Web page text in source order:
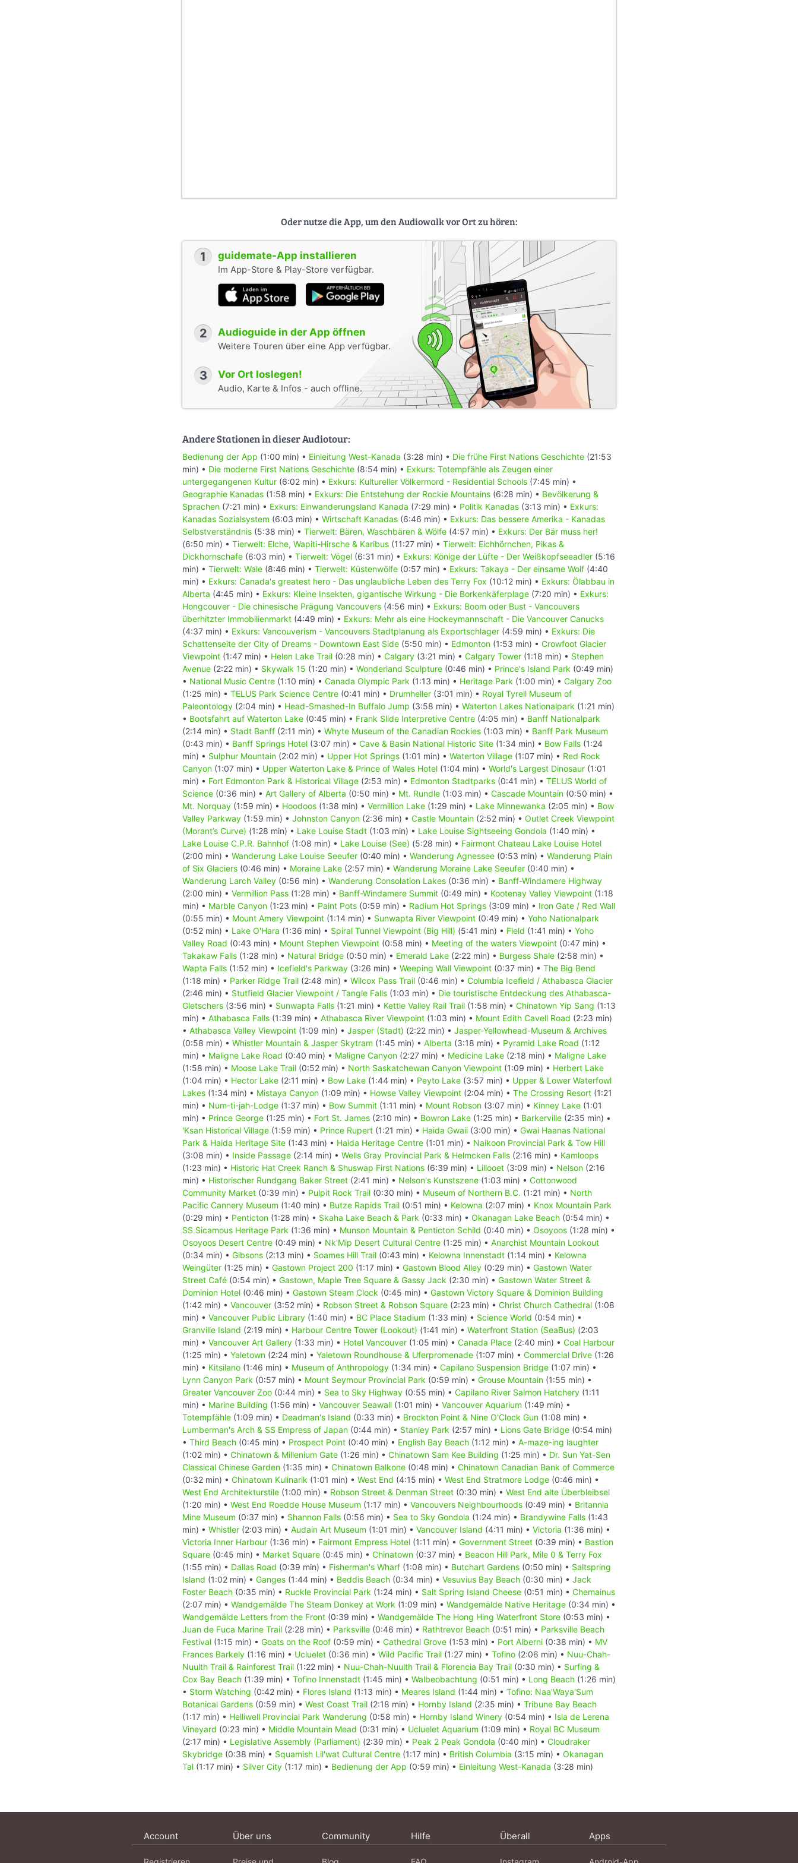
Oder nutze die App, um den Audiowalk vor Ort zu hören:
1 guidemate-App installieren
Im App-Store & Play-Store verfügbar.
2 Audioguide in der App öffnen
Weitere Touren über eine App verfügbar.
3 Vor Ort loslegen!
Audio, Karte & Infos - auch offline.
Andere Stationen in dieser Audiotour:
Bedienung der App (1:00 min) • Einleitung West-Kanada (3:28 min) • Die frühe First Nations Geschichte (21:53
min) • Die moderne First Nations Geschichte (8:54 min) • Exkurs: Totempfähle als Zeugen einer
untergegangenen Kultur (6:02 min) • Exkurs: Kultureller Völkermord - Residential Schools (7:45 min) •
Geographie Kanadas (1:58 min) • Exkurs: Die Entstehung der Rockie Mountains (6:28 min) • Bevölkerung &
Sprachen (7:21 min) • Exkurs: Einwanderungsland Kanada (7:29 min) • Politik Kanadas (3:13 min) • Exkurs:
Kanadas Sozialsystem (6:03 min) • Wirtschaft Kanadas (6:46 min) • Exkurs: Das bessere Amerika - Kanadas
Selbstverständnis (5:38 min) • Tierwelt: Bären, Waschbären & Wölfe (4:57 min) • Exkurs: Der Bär muss her!
(6:50 min) • Tierwelt: Elche, Wapiti-Hirsche & Karibus (11:27 min) • Tierwelt: Eichhörnchen, Pikas &
Dickhornschafe (6:03 min) • Tierwelt: Vögel (6:31 min) • Exkurs: Könige der Lüfte - Der Weißkopfseeadler (5:16
min) • Tierwelt: Wale (8:46 min) • Tierwelt: Küstenwölfe (0:57 min) • Exkurs: Takaya - Der einsame Wolf (4:40
min) • Exkurs: Canada's greatest hero - Das unglaubliche Leben des Terry Fox (10:12 min) • Exkurs: Ölabbau in
Alberta (4:45 min) • Exkurs: Kleine Insekten, gigantische Wirkung - Die Borkenkäferplage (7:20 min) • Exkurs:
Hongcouver - Die chinesische Prägung Vancouvers (4:56 min) • Exkurs: Boom oder Bust - Vancouvers
überhitzter Immobilienmarkt (4:49 min) • Exkurs: Mehr als eine Hockeymannschaft - Die Vancouver Canucks
(4:37 min) • Exkurs: Vancouverism - Vancouvers Stadtplanung als Exportschlager (4:59 min) • Exkurs: Die
Schattenseite der City of Dreams - Downtown East Side (5:50 min) • Edmonton (1:53 min) • Crowfoot Glacier
Viewpoint (1:47 min) • Helen Lake Trail (0:28 min) • Calgary (3:21 min) • Calgary Tower (1:18 min) • Stephen
Avenue (2:22 min) • Skywalk 15 (1:20 min) • Wonderland Sculpture (0:46 min) • Prince's Island Park (0:49 min)
• National Music Centre (1:10 min) • Canada Olympic Park (1:13 min) • Heritage Park (1:00 min) • Calgary Zoo
(1:25 min) • TELUS Park Science Centre (0:41 min) • Drumheller (3:01 min) • Royal Tyrell Museum of
Paleontology (2:04 min) • Head-Smashed-In Buffalo Jump (3:58 min) • Waterton Lakes Nationalpark (1:21 min)
• Bootsfahrt auf Waterton Lake (0:45 min) • Frank Slide Interpretive Centre (4:05 min) • Banff Nationalpark
(2:14 min) • Stadt Banff (2:11 min) • Whyte Museum of the Canadian Rockies (1:03 min) • Banff Park Museum
(0:43 min) • Banff Springs Hotel (3:07 min) • Cave & Basin National Historic Site (1:34 min) • Bow Falls (1:24
min) • Sulphur Mountain (2:02 min) • Upper Hot Springs (1:01 min) • Waterton Village (1:07 min) • Red Rock
Canyon (1:07 min) • Upper Waterton Lake & Prince of Wales Hotel (1:04 min) • World's Largest Dinosaur (1:01
min) • Fort Edmonton Park & Historical Village (2:53 min) • Edmonton Stadtparks (0:41 min) • TELUS World of
Science (0:36 min) • Art Gallery of Alberta (0:50 min) • Mt. Rundle (1:03 min) • Cascade Mountain (0:50 min) •
Mt. Norquay (1:59 min) • Hoodoos (1:38 min) • Vermillion Lake (1:29 min) • Lake Minnewanka (2:05 min) • Bow
Valley Parkway (1:59 min) • Johnston Canyon (2:36 min) • Castle Mountain (2:52 min) • Outlet Creek Viewpoint
(Morant’s Curve) (1:28 min) • Lake Louise Stadt (1:03 min) • Lake Louise Sightseeing Gondola (1:40 min) •
Lake Louise C.P.R. Bahnhof (1:08 min) • Lake Louise (See) (5:28 min) • Fairmont Chateau Lake Louise Hotel
(2:00 min) • Wanderung Lake Louise Seeufer (0:40 min) • Wanderung Agnessee (0:53 min) • Wanderung Plain
of Six Glaciers (0:46 min) • Moraine Lake (2:57 min) • Wanderung Moraine Lake Seeufer (0:40 min) •
Wanderung Larch Valley (0:56 min) • Wanderung Consolation Lakes (0:36 min) • Banff-Windamere Highway
(2:00 min) • Vermillion Pass (1:28 min) • Banff-Windamere Summit (0:49 min) • Kootenay Valley Viewpoint (1:18
min) • Marble Canyon (1:23 min) • Paint Pots (0:59 min) • Radium Hot Springs (3:09 min) • Iron Gate / Red Wall
(0:55 min) • Mount Amery Viewpoint (1:14 min) • Sunwapta River Viewpoint (0:49 min) • Yoho Nationalpark
(0:52 min) • Lake O'Hara (1:36 min) • Spiral Tunnel Viewpoint (Big Hill) (5:41 min) • Field (1:41 min) • Yoho
Valley Road (0:43 min) • Mount Stephen Viewpoint (0:58 min) • Meeting of the waters Viewpoint (0:47 min) •
Takakaw Falls (1:28 min) • Natural Bridge (0:50 min) • Emerald Lake (2:22 min) • Burgess Shale (2:58 min) •
Wapta Falls (1:52 min) • Icefield's Parkway (3:26 min) • Weeping Wall Viewpoint (0:37 min) • The Big Bend
(1:18 min) • Parker Ridge Trail (2:48 min) • Wilcox Pass Trail (0:46 min) • Columbia Icefield / Athabasca Glacier
(2:46 min) • Stutfield Glacier Viewpoint / Tangle Falls (1:03 min) • Die touristische Entdeckung des Athabasca-
Gletschers (3:56 min) • Sunwapta Falls (1:21 min) • Kettle Valley Rail Trail (1:58 min) • Chinatown Yip Sang (1:13
min) • Athabasca Falls (1:39 min) • Athabasca River Viewpoint (1:03 min) • Mount Edith Cavell Road (2:23 min)
• Athabasca Valley Viewpoint (1:09 min) • Jasper (Stadt) (2:22 min) • Jasper-Yellowhead-Museum & Archives
(0:58 min) • Whistler Mountain & Jasper Skytram (1:45 min) • Alberta (3:18 min) • Pyramid Lake Road (1:12
min) • Maligne Lake Road (0:40 min) • Maligne Canyon (2:27 min) • Medicine Lake (2:18 min) • Maligne Lake
(1:58 min) • Moose Lake Trail (0:52 min) • North Saskatchewan Canyon Viewpoint (1:09 min) • Herbert Lake
(1:04 min) • Hector Lake (2:11 min) • Bow Lake (1:44 min) • Peyto Lake (3:57 min) • Upper & Lower Waterfowl
Lakes (1:34 min) • Mistaya Canyon (1:09 min) • Howse Valley Viewpoint (2:04 min) • The Crossing Resort (1:21
min) • Num-ti-jah-Lodge (1:37 min) • Bow Summit (1:11 min) • Mount Robson (3:07 min) • Kinney Lake (1:01
min) • Prince George (1:25 min) • Fort St. James (2:10 min) • Bowron Lake (1:25 min) • Barkerville (2:35 min) •
'Ksan Historical Village (1:59 min) • Prince Rupert (1:21 min) • Haida Gwaii (3:00 min) • Gwai Haanas National
Park & Haida Heritage Site (1:43 min) • Haida Heritage Centre (1:01 min) • Naikoon Provincial Park & Tow Hill
(3:08 min) • Inside Passage (2:14 min) • Wells Gray Provincial Park & Helmcken Falls (2:16 min) • Kamloops
(1:23 min) • Historic Hat Creek Ranch & Shuswap First Nations (6:39 min) • Lillooet (3:09 min) • Nelson (2:16
min) • Historischer Rundgang Baker Street (2:41 min) • Nelson's Kunstszene (1:03 min) • Cottonwood
Community Market (0:39 min) • Pulpit Rock Trail (0:30 min) • Museum of Northern B.C. (1:21 min) • North
Pacific Cannery Museum (1:40 min) • Butze Rapids Trail (0:51 min) • Kelowna (2:07 min) • Knox Mountain Park
(0:29 min) • Penticton (1:28 min) • Skaha Lake Beach & Park (0:33 min) • Okanagan Lake Beach (0:54 min) •
SS Sicamous Heritage Park (1:36 min) • Munson Mountain & Penticton Schild (0:40 min) • Osoyoos (1:28 min) •
Osoyoos Desert Centre (0:49 min) • Nk'Mip Desert Cultural Centre (1:25 min) • Anarchist Mountain Lookout
(0:34 min) • Gibsons (2:13 min) • Soames Hill Trail (0:43 min) • Kelowna Innenstadt (1:14 min) • Kelowna
Weingüter (1:25 min) • Gastown Project 200 (1:17 min) • Gastown Blood Alley (0:29 min) • Gastown Water
Street Café (0:54 min) • Gastown, Maple Tree Square & Gassy Jack (2:30 min) • Gastown Water Street &
Dominion Hotel (0:46 min) • Gastown Steam Clock (0:45 min) • Gastown Victory Square & Dominion Building
(1:42 min) • Vancouver (3:52 min) • Robson Street & Robson Square (2:23 min) • Christ Church Cathedral (1:08
min) • Vancouver Public Library (1:40 min) • BC Place Stadium (1:33 min) • Science World (0:54 min) •
Granville Island (2:19 min) • Harbour Centre Tower (Lookout) (1:41 min) • Waterfront Station (SeaBus) (2:03
min) • Vancouver Art Gallery (1:33 min) • Hotel Vancouver (1:05 min) • Canada Place (2:40 min) • Coal Harbour
(1:25 min) • Yaletown (2:24 min) • Yaletown Roundhouse & Uferpromenade (1:07 min) • Commercial Drive (1:26
min) • Kitsilano (1:46 min) • Museum of Anthropology (1:34 min) • Capilano Suspension Bridge (1:07 min) •
Lynn Canyon Park (0:57 min) • Mount Seymour Provincial Park (0:59 min) • Grouse Mountain (1:55 min) •
Greater Vancouver Zoo (0:44 min) • Sea to Sky Highway (0:55 min) • Capilano River Salmon Hatchery (1:11
min) • Marine Building (1:56 min) • Vancouver Seawall (1:01 min) • Vancouver Aquarium (1:49 min) •
Totempfähle (1:09 min) • Deadman's Island (0:33 min) • Brockton Point & Nine O'Clock Gun (1:08 min) •
Lumberman's Arch & SS Empress of Japan (0:44 min) • Stanley Park (2:57 min) • Lions Gate Bridge (0:54 min)
• Third Beach (0:45 min) • Prospect Point (0:40 min) • English Bay Beach (1:12 min) • A-maze-ing laughter
(1:02 min) • Chinatown & Millenium Gate (1:26 min) • Chinatown Sam Kee Building (1:25 min) • Dr. Sun Yat-Sen
Classical Chinese Garden (1:35 min) • Chinatown Balkone (0:48 min) • Chinatown Canadian Bank of Commerce
(0:32 min) • Chinatown Kulinarik (1:01 min) • West End (4:15 min) • West End Stratmore Lodge (0:46 min) •
West End Architekturstile (1:00 min) • Robson Street & Denman Street (0:30 min) • West End alte Überbleibsel
(1:20 min) • West End Roedde House Museum (1:17 min) • Vancouvers Neighbourhoods (0:49 min) • Britannia
Mine Museum (0:37 min) • Shannon Falls (0:56 min) • Sea to Sky Gondola (1:24 min) • Brandywine Falls (1:43
min) • Whistler (2:03 min) • Audain Art Museum (1:01 min) • Vancouver Island (4:11 min) • Victoria (1:36 min) •
Victoria Inner Harbour (1:36 min) • Fairmont Empress Hotel (1:11 min) • Government Street (0:39 min) • Bastion
Square (0:45 min) • Market Square (0:45 min) • Chinatown (0:37 min) • Beacon Hill Park, Mile 0 & Terry Fox
(1:55 min) • Dallas Road (0:39 min) • Fisherman's Wharf (1:08 min) • Butchart Gardens (0:50 min) • Saltspring
Island (1:02 min) • Ganges (1:44 min) • Beddis Beach (0:34 min) • Vesuvius Bay Beach (0:30 min) • Jack
Foster Beach (0:35 min) • Ruckle Provincial Park (1:24 min) • Salt Spring Island Cheese (0:51 min) • Chemainus
(2:07 min) • Wandgemälde The Steam Donkey at Work (1:09 min) • Wandgemälde Native Heritage (0:34 min) •
Wandgemälde Letters from the Front (0:39 min) • Wandgemälde The Hong Hing Waterfront Store (0:53 min) •
Juan de Fuca Marine Trail (2:28 min) • Parksville (0:46 min) • Rathtrevor Beach (0:51 min) • Parksville Beach
Festival (1:15 min) • Goats on the Roof (0:59 min) • Cathedral Grove (1:53 min) • Port Alberni (0:38 min) • MV
Frances Barkely (1:16 min) • Ucluelet (0:36 min) • Wild Pacific Trail (1:27 min) • Tofino (2:06 min) • Nuu-Chah-
Nuulth Trail & Rainforest Trail (1:22 min) • Nuu-Chah-Nuulth Trail & Florencia Bay Trail (0:30 min) • Surfing &
Cox Bay Beach (1:39 min) • Tofino Innenstadt (1:45 min) • Walbeobachtung (0:51 min) • Long Beach (1:26 min)
• Storm Watching (0:42 min) • Flores Island (1:13 min) • Meares Island (1:44 min) • Tofino: Naa'Waya'Sum
Botanical Gardens (0:59 min) • West Coast Trail (2:18 min) • Hornby Island (2:35 min) • Tribune Bay Beach
(1:17 min) • Helliwell Provincial Park Wanderung (0:58 min) • Hornby Island Winery (0:54 min) • Isla de Lerena
Vineyard (0:23 min) • Middle Mountain Mead (0:31 min) • Ucluelet Aquarium (1:09 min) • Royal BC Museum
(2:17 min) • Legislative Assembly (Parliament) (2:39 min) • Peak 2 Peak Gondola (0:40 min) • Cloudraker
Skybridge (0:38 min) • Squamish Lil'wat Cultural Centre (1:17 min) • British Columbia (3:15 min) • Okanagan
Tal (1:17 min) • Silver City (1:17 min) • Bedienung der App (0:59 min) • Einleitung West-Kanada (3:28 min)
Account Über uns Community Hilfe Überall Apps